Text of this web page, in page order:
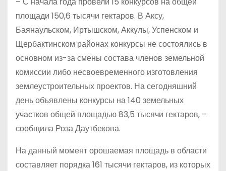
площади 150,6 тысячи гектаров. В Аксу,
Баянаульском, Иртышском, Аккулы, Успенском и
Щербактинском районах конкурсы не состоялись в
основном из-за смены состава членов земельной
комиссии либо несвоевременного изготовления
землеустроительных проектов. На сегодняшний
день объявлены конкурсы на 140 земельных
участков общей площадью 83,5 тысячи гектаров, –
сообщила Роза Даутбекова.
На данный момент орошаемая площадь в области
составляет порядка 161 тысячи гектаров, из которых